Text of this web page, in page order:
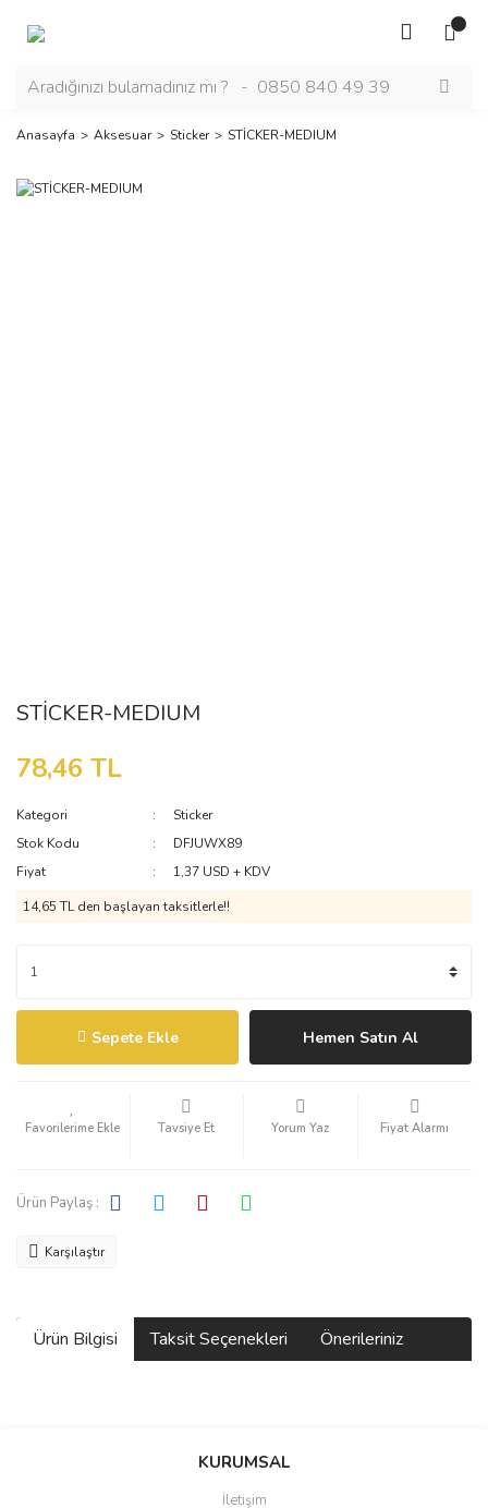
Anasayfa Aksesuar Sticker STİCKER-MEDIUM
STİCKER-MEDIUM
78,46 TL
Kategori
Sticker
Stok Kodu
DFJUWX89
Fiyat
1,37 USD + KDV
14,65 TL den başlayan taksitlerle!!
Sepete Ekle Hemen Satın Al
Tavsiye Et Yorum Yaz Fiyat Alarmı
Ürün Paylaş :
Karşılaştır
Ürün Bilgisi Taksit Seçenekleri Önerileriniz
KURUMSAL
İletişim